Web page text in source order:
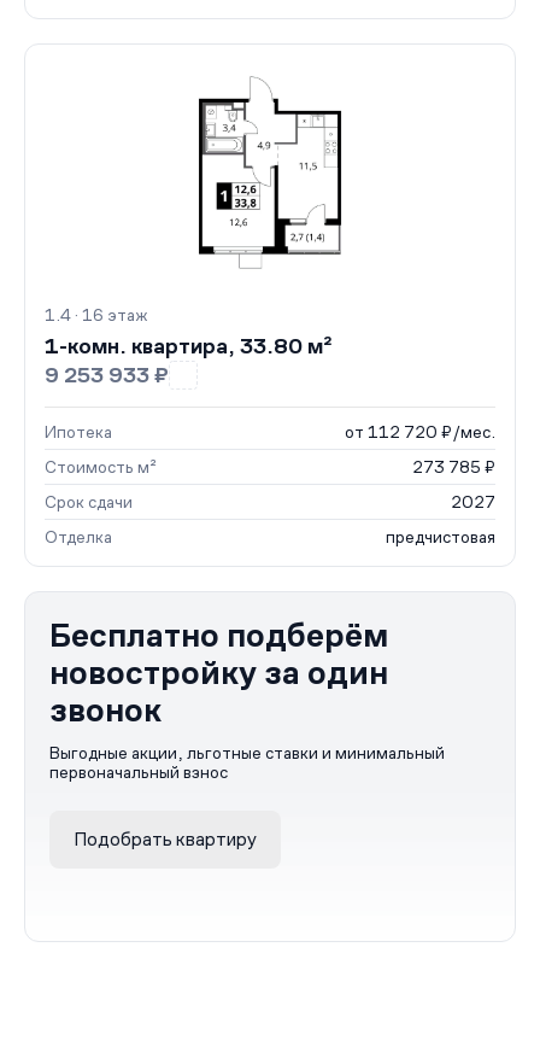
1.4 · 16 этаж
1-комн. квартира, 33.80 м²
9 253 933 ₽
Ипотека
от 112 720 ₽/мес.
Стоимость м²
273 785 ₽
Срок сдачи
2027
Отделка
предчистовая
Бесплатно подберём
новостройку за один
звонок
Выгодные акции, льготные ставки и минимальный
первоначальный взнос
Подобрать квартиру